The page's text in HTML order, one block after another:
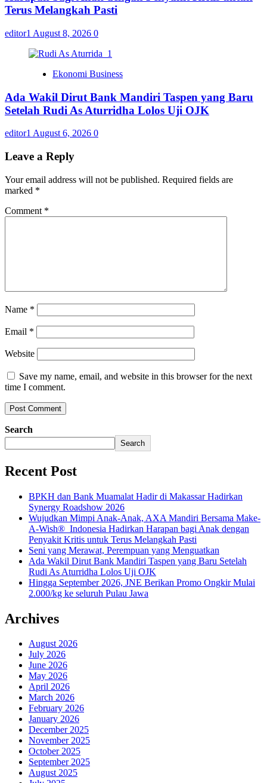
Terus Melangkah Pasti
editor1 August 8, 2026 0
Ekonomi Business
Ada Wakil Dirut Bank Mandiri Taspen yang Baru
Setelah Rudi As Aturridha Lolos Uji OJK
editor1 August 6, 2026 0
Leave a Reply
Your email address will not be published. Required fields are
marked *
Comment *
Name *
Email *
Website
Save my name, email, and website in this browser for the next
time I comment.
Search
Search
Recent Post
BPKH dan Bank Muamalat Hadir di Makassar Hadirkan
Synergy Roadshow 2026
Wujudkan Mimpi Anak-Anak, AXA Mandiri Bersama Make-
A-Wish® Indonesia Hadirkan Harapan bagi Anak dengan
Penyakit Kritis untuk Terus Melangkah Pasti
Seni yang Merawat, Perempuan yang Menguatkan
Ada Wakil Dirut Bank Mandiri Taspen yang Baru Setelah
Rudi As Aturridha Lolos Uji OJK
Hingga September 2026, JNE Berikan Promo Ongkir Mulai
2.000/kg ke seluruh Pulau Jawa
Archives
August 2026
July 2026
June 2026
May 2026
April 2026
March 2026
February 2026
January 2026
December 2025
November 2025
October 2025
September 2025
August 2025